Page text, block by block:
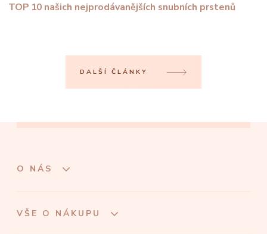
TOP 10 našich nejprodávanějších snubních prstenů
DALŠÍ ČLÁNKY
O NÁS
VŠE O NÁKUPU